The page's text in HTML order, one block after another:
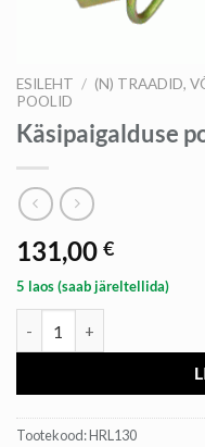
ESILEHT / (N) TRAADID,
POOLID
Käsipaigalduse
131,00 €
5 laos (saab järeltellida)
Tootekood:HRL130